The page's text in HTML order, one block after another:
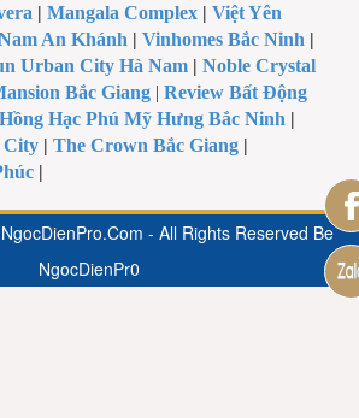
|Mangala Complex |Việt Yên
An Khánh |Vinhomes Bắc Ninh |
Urban City Hà Nam | Noble Crystal
Bắc Giang |Review Bất Động
Hồng Hạc Phú Mỹ Hưng Bắc Ninh |
City |The Crown Bắc Giang |
|
- All Rights Reserved Be
NgocDienPr0